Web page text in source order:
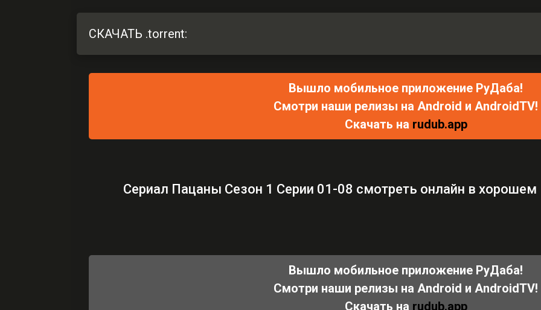
СКАЧАТЬ .torrent:
Вышло мобильное приложение РуДаба!
Смотри наши релизы на Android и AndroidTV!
Скачать на rudub.app
Сериал Пацаны Сезон 1 Серии 01-08 смотреть онлайн в хорошем
Вышло мобильное приложение РуДаба!
Смотри наши релизы на Android и AndroidTV!
Скачать на rudub.app